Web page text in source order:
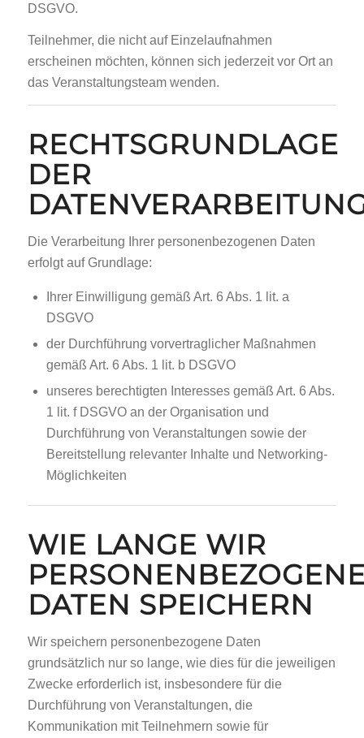
DSGVO.
Teilnehmer, die nicht auf Einzelaufnahmen
erscheinen möchten, können sich jederzeit vor Ort an
das Veranstaltungsteam wenden.
RECHTSGRUNDLAGE
DER
Die Verarbeitung Ihrer personenbezogenen Daten
erfolgt auf Grundlage:
Ihrer Einwilligung gemäß Art. 6 Abs. 1 lit. a
DSGVO
der Durchführung vorvertraglicher Maßnahmen
gemäß Art. 6 Abs. 1 lit. b DSGVO
unseres berechtigten Interesses gemäß Art. 6 Abs.
1 lit. f DSGVO an der Organisation und
Durchführung von Veranstaltungen sowie der
Bereitstellung relevanter Inhalte und Networking-
Möglichkeiten
WIE LANGE WIR
DATEN SPEICHERN
Wir speichern personenbezogene Daten
grundsätzlich nur so lange, wie dies für die jeweiligen
Zwecke erforderlich ist, insbesondere für die
Durchführung von Veranstaltungen, die
Kommunikation mit Teilnehmern sowie für